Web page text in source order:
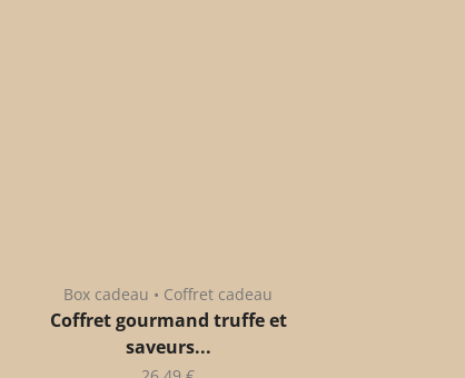
Box cadeau • Coffret cadeau
Coffret gourmand truffe et
saveurs...